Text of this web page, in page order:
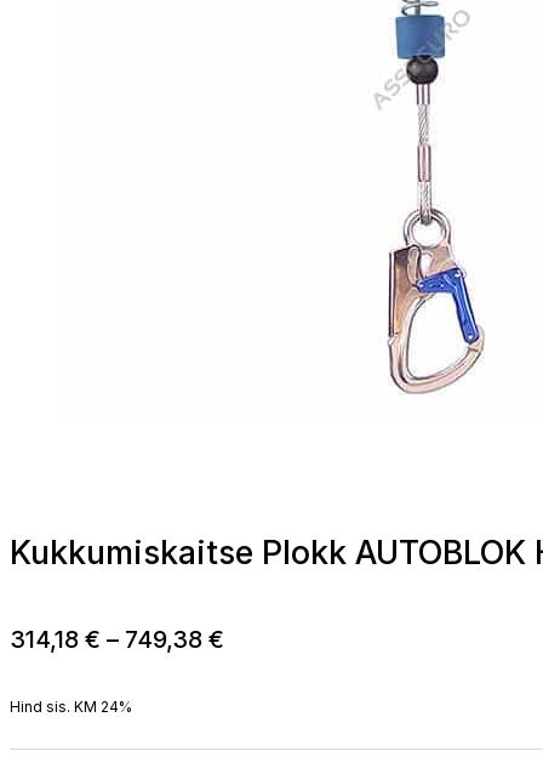
Kukkumiskaitse Plokk
314,18 € – 749,38 €
Hind sis. KM 24%